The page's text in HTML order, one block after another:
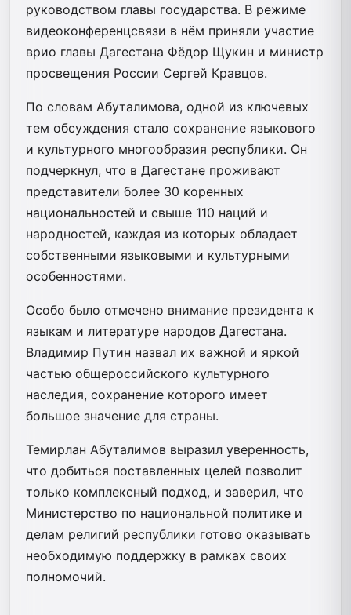
руководством главы государства. В режиме
видеоконференцсвязи в нём приняли участие
врио главы Дагестана Фёдор Щукин и министр
просвещения России Сергей Кравцов.
По словам Абуталимова, одной из ключевых
тем обсуждения стало сохранение языкового
и культурного многообразия республики. Он
подчеркнул, что в Дагестане проживают
представители более 30 коренных
национальностей и свыше 110 наций и
народностей, каждая из которых обладает
собственными языковыми и культурными
особенностями.
Особо было отмечено внимание президента к
языкам и литературе народов Дагестана.
Владимир Путин назвал их важной и яркой
частью общероссийского культурного
наследия, сохранение которого имеет
большое значение для страны.
Темирлан Абуталимов выразил уверенность,
что добиться поставленных целей позволит
только комплексный подход, и заверил, что
Министерство по национальной политике и
делам религий республики готово оказывать
необходимую поддержку в рамках своих
полномочий.